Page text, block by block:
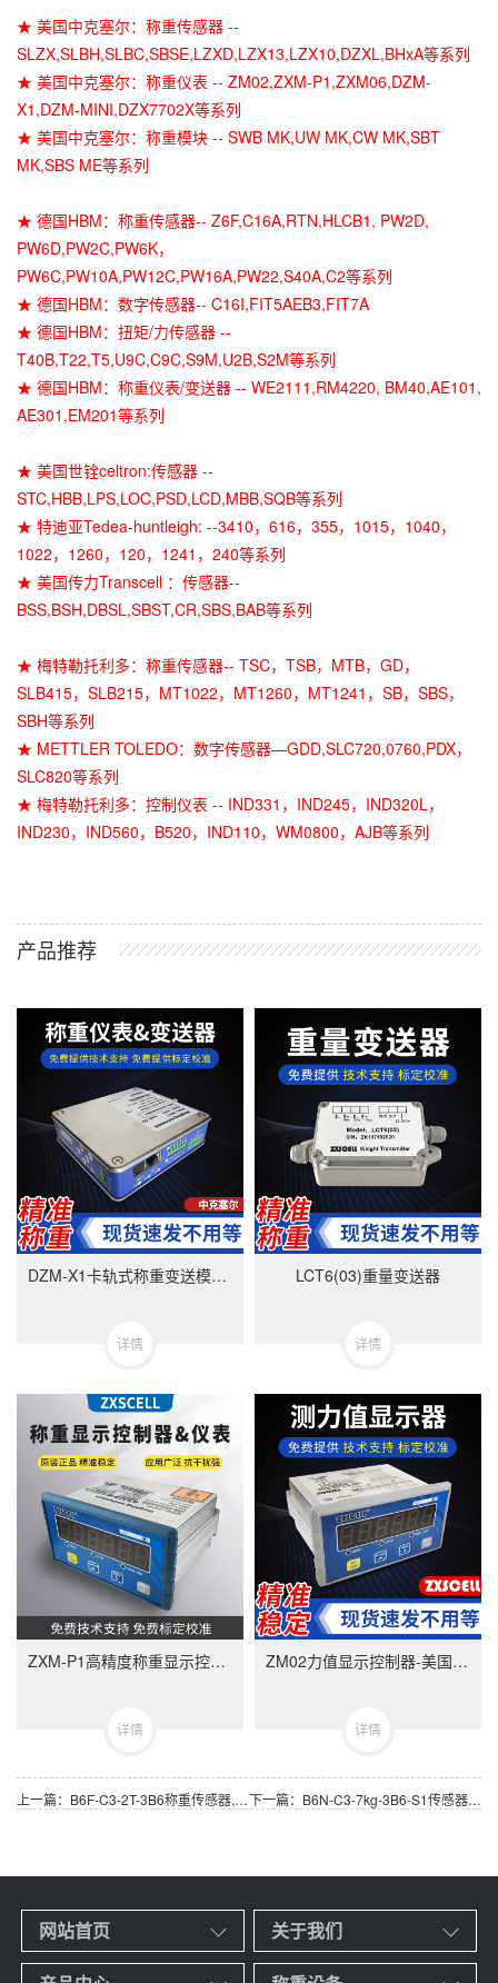
★ 美国中克塞尔：称重传感器 --
SLZX,SLBH,SLBC,SBSE,LZXD,LZX13,LZX10,DZXL,BHxA等系列
★ 美国中克塞尔：称重仪表 -- ZM02,ZXM-P1,ZXM06,DZM-
X1,DZM-MINI,DZX7702X等系列
★ 美国中克塞尔：称重模块 -- SWB MK,UW MK,CW MK,SBT
MK,SBS ME等系列
★ 德国HBM：称重传感器-- Z6F,C16A,RTN,HLCB1, PW2D,
PW6D,PW2C,PW6K，
PW6C,PW10A,PW12C,PW16A,PW22,S40A,C2等系列
★ 德国HBM：数字传感器-- C16I,FIT5AEB3,FIT7A
★ 德国HBM：扭矩/力传感器 --
T40B,T22,T5,U9C,C9C,S9M,U2B,S2M等系列
★ 德国HBM：称重仪表/变送器 -- WE2111,RM4220, BM40,AE101,
AE301,EM201等系列
★ 美国世铨celtron:传感器 --
STC,HBB,LPS,LOC,PSD,LCD,MBB,SQB等系列
★ 特迪亚Tedea-huntleigh: --3410，616，355，1015，1040，
1022，1260，120，1241，240等系列
★ 美国传力Transcell ：传感器--
BSS,BSH,DBSL,SBST,CR,SBS,BAB等系列
★ 梅特勒托利多：称重传感器-- TSC，TSB，MTB，GD，
SLB415，SLB215，MT1022，MT1260，MT1241，SB，SBS，
SBH等系列
★ METTLER TOLEDO：数字传感器—GDD,SLC720,0760,PDX，
SLC820等系列
★ 梅特勒托利多：控制仪表 -- IND331，IND245，IND320L，
IND230，IND560，B520，IND110，WM0800，AJB等系列
产品推荐
DZM-X1卡轨式称重变送模块-美国中克塞尔品牌
详情
LCT6(03)重量变送器
详情
ZXM-P1高精度称重显示控制器-ZXMP1美国中克塞尔品牌称重仪表
详情
ZM02力值显示控制器-美国中克塞尔品牌称重仪表
详情
上一篇：B6F-C3-2T-3B6称重传感器,美国ZEMIC品牌B6F-2000kg传感器 下一篇：B6N-C3-7kg-3B6-S1传感器,美国ZEMIC B6N-7kg 称重传感器
网站首页 关于我们